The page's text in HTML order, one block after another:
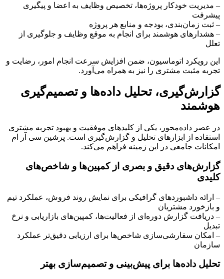
– مدیریت خودکار پروژه‌ها، تخصیص وظایف به اعضا و پیگیری
پیشرفت
– ثبت زمان‌بندی، بودجه و منابع هر پروژه
– هشدارهای هوشمند برای انجام به موقع وظایف و جلوگیری از
تعلل
این رویکرد اتوماسیون، ضمن افزایش سرعت انجام امور، رضایت و
تجربه مثبت مشتری را نیز به همراه می‌آورد.
گزارش‌گیری، تحلیل داده‌ها و تصمیم‌گیری
هوشمند
در عصر داده‌محور، یکی از کلیدهای موفقیت و بهبود تجربه مشتری
استفاده از ابزارهای تحلیل و گزارش‌گیری است. پرشین سی آر ام
امکانات جامعی در این زمینه فراهم می‌کند.
گزارش‌های دقیق و بصری از کمپین‌ها و شاخص‌های
کلیدی
– ارائه داشبوردهای گرافیکی برای نمایش روند فروش، عملکرد تیم
و بازخورد مشتریان
– دریافت گزارش دوره‌ای از فعالیت‌ها، کمپین‌های بازاریابی و نرخ
تبدیل
– امکان سفارشی‌سازی شاخص‌ها برای ارزیابی دقیق‌تر عملکرد
سازمان
تحلیل داده‌ها برای پیش‌بینی و تصمیم‌سازی بهتر